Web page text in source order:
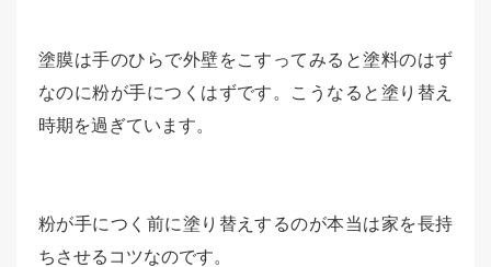
塗膜は手のひらで外壁をこすってみると塗料のはず
なのに粉が手につくはずです。こうなると塗り替え
時期を過ぎています。
粉が手につく前に塗り替えするのが本当は家を長持
ちさせるコツなのです。